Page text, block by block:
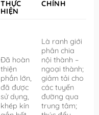
THỰC
HIỆN
CHÍNH
Đã hoàn
thiện
phần lớn,
đã được
sử dụng,
khép kín
Là ranh giới
phân chia
nội thành –
ngoại thành;
giảm tải cho
các tuyến
đường qua
trung tâm;